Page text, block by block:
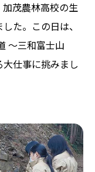
茂農林高校の生
た。この日は、
〜三和富士山
仕事に挑みまし